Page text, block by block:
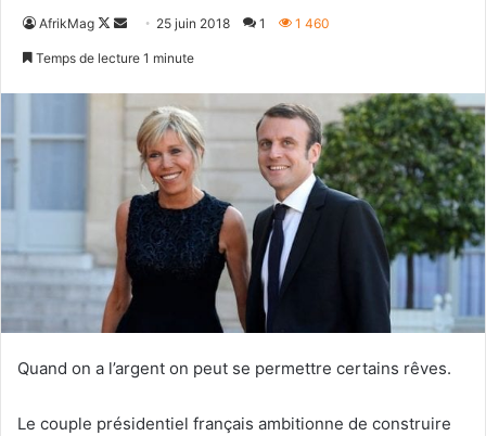
AfrikMag
Follow
Envoyer25 juin 2018 1 1 460
Temps de lecture 1 minute
Quand on a l’argent on peut se permettre certains rêves.
Le couple présidentiel français ambitionne de construire